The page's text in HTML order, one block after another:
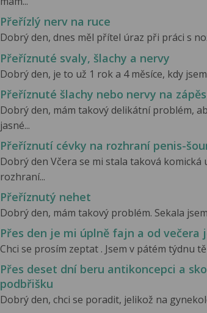
Přeřízlý nerv na ruce
Dobrý den, dnes měl přítel úraz při práci s
Přeříznuté svaly, šlachy a nervy
Dobrý den, je to už 1 rok a 4 měsíce, kdy
Přeříznuté šlachy nebo nervy na
Dobrý den, mám takový delikátní problém,
jasné...
Přeříznutí cévky na rozhraní penis-
Dobrý den Včera se mi stala taková komická
rozhraní...
Přeříznutý nehet
Dobrý den, mám takový problém. Sekala
Přes den je mi úplně fajn a od večera
Chci se prosím zeptat . Jsem v pátém týdnu
Přes deset dní beru antikoncepci a
podbřišku
Dobrý den, chci se poradit, jelikož na